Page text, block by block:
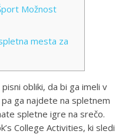
Možnost
mesta za
obliki, da bi ga imeli v
ga najdete na spletnem
spletne igre na srečo.
College Activities, ki sledi